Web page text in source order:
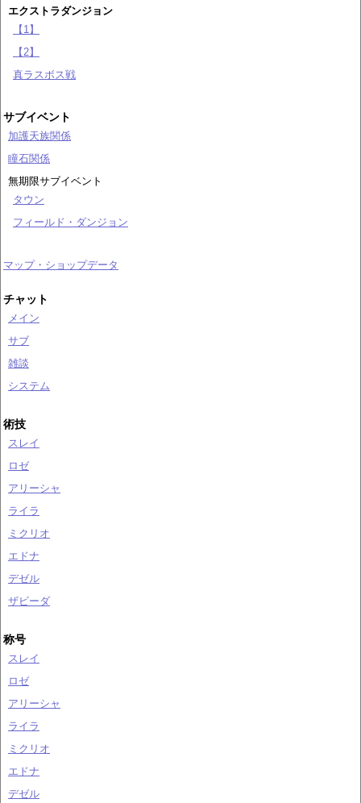
エクストラダンジョン
【1】
【2】
真ラスボス戦
サブイベント
加護天族関係
瞳石関係
無期限サブイベント
タウン
フィールド・ダンジョン
マップ・ショップデータ
チャット
メイン
サブ
雑談
システム
術技
スレイ
ロゼ
アリーシャ
ライラ
ミクリオ
エドナ
デゼル
ザビーダ
称号
スレイ
ロゼ
アリーシャ
ライラ
ミクリオ
エドナ
デゼル